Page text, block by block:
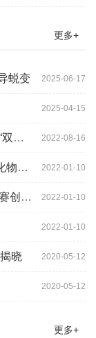
更多+
2025-06-17
蜕变
2025-04-15
2022-08-16
点
2022-01-10
统
2022-01-10
奖
2022-01-10
2020-05-12
晓
2020-05-12
更多+